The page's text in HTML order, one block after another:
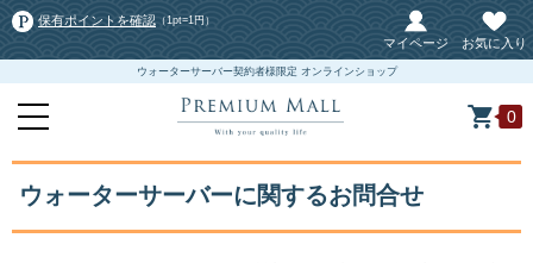
保有ポイントを確認 （1pt=1円）
マイページ お気に入り
ウォーターサーバー契約者様限定 オンラインショップ
0
ウォーターサーバーに関するお問合せ